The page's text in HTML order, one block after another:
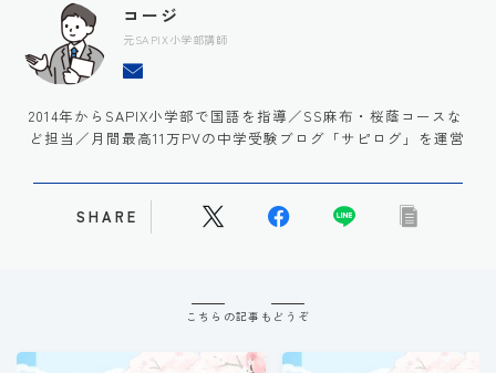
コージ
元SAPIX小学部講師
2014年からSAPIX小学部で国語を指導／SS麻布・桜蔭コースな
ど担当／月間最高11万PVの中学受験ブログ「サピログ」を運営
SHARE
こちらの記事もどうぞ